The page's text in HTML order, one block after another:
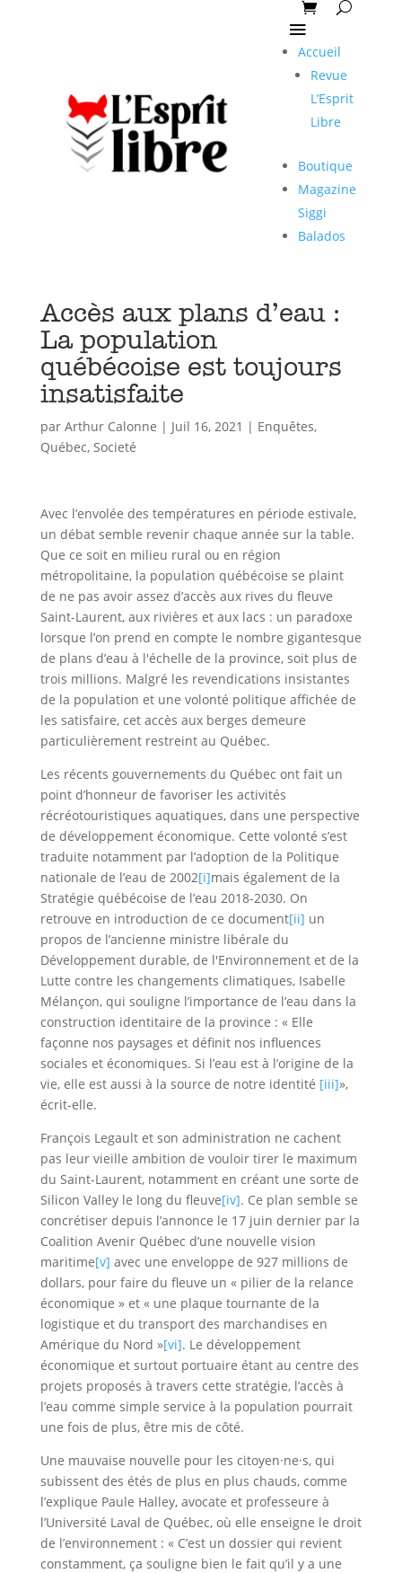
Accueil
Revue
L’Esprit
Libre
Boutique
Magazine
Siggi
Balados
Accès aux plans d’eau :
La population
québécoise est toujours
insatisfaite
par Arthur Calonne | Juil 16, 2021 | Enquêtes,
Québec, Societé
Avec l’envolée des températures en période estivale,
un débat semble revenir chaque année sur la table.
Que ce soit en milieu rural ou en région
métropolitaine, la population québécoise se plaint
de ne pas avoir assez d’accès aux rives du fleuve
Saint-Laurent, aux rivières et aux lacs : un paradoxe
lorsque l’on prend en compte le nombre gigantesque
de plans d’eau à l'échelle de la province, soit plus de
trois millions. Malgré les revendications insistantes
de la population et une volonté politique affichée de
les satisfaire, cet accès aux berges demeure
particulièrement restreint au Québec.
Les récents gouvernements du Québec ont fait un
point d’honneur de favoriser les activités
récréotouristiques aquatiques, dans une perspective
de développement économique. Cette volonté s’est
traduite notamment par l’adoption de la Politique
nationale de l’eau de 2002[i]mais également de la
Stratégie québécoise de l’eau 2018-2030. On
retrouve en introduction de ce document[ii] un
propos de l’ancienne ministre libérale du
Développement durable, de l'Environnement et de la
Lutte contre les changements climatiques, Isabelle
Mélançon, qui souligne l’importance de l’eau dans la
construction identitaire de la province : « Elle
façonne nos paysages et définit nos influences
sociales et économiques. Si l’eau est à l’origine de la
vie, elle est aussi à la source de notre identité [iii]»,
écrit-elle.
François Legault et son administration ne cachent
pas leur vieille ambition de vouloir tirer le maximum
du Saint-Laurent, notamment en créant une sorte de
Silicon Valley le long du fleuve[iv]. Ce plan semble se
concrétiser depuis l’annonce le 17 juin dernier par la
Coalition Avenir Québec d’une nouvelle vision
maritime[v] avec une enveloppe de 927 millions de
dollars, pour faire du fleuve un « pilier de la relance
économique » et « une plaque tournante de la
logistique et du transport des marchandises en
Amérique du Nord »[vi]. Le développement
économique et surtout portuaire étant au centre des
projets proposés à travers cette stratégie, l’accès à
l’eau comme simple service à la population pourrait
une fois de plus, être mis de côté.
Une mauvaise nouvelle pour les citoyen·ne·s, qui
subissent des étés de plus en plus chauds, comme
l’explique Paule Halley, avocate et professeure à
l’Université Laval de Québec, où elle enseigne le droit
de l’environnement : « C’est un dossier qui revient
constamment, ça souligne bien le fait qu’il y a une